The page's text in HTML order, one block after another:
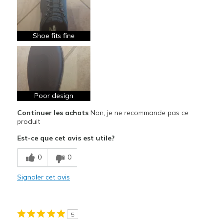
Sizing
Feels true to size
View On Shoes
Shoe fits fine
Poor design
Continuer les achatsNon, je ne recommande pas ce
produit
Est-ce que cet avis est utile?
0 0
Signaler cet avis
5